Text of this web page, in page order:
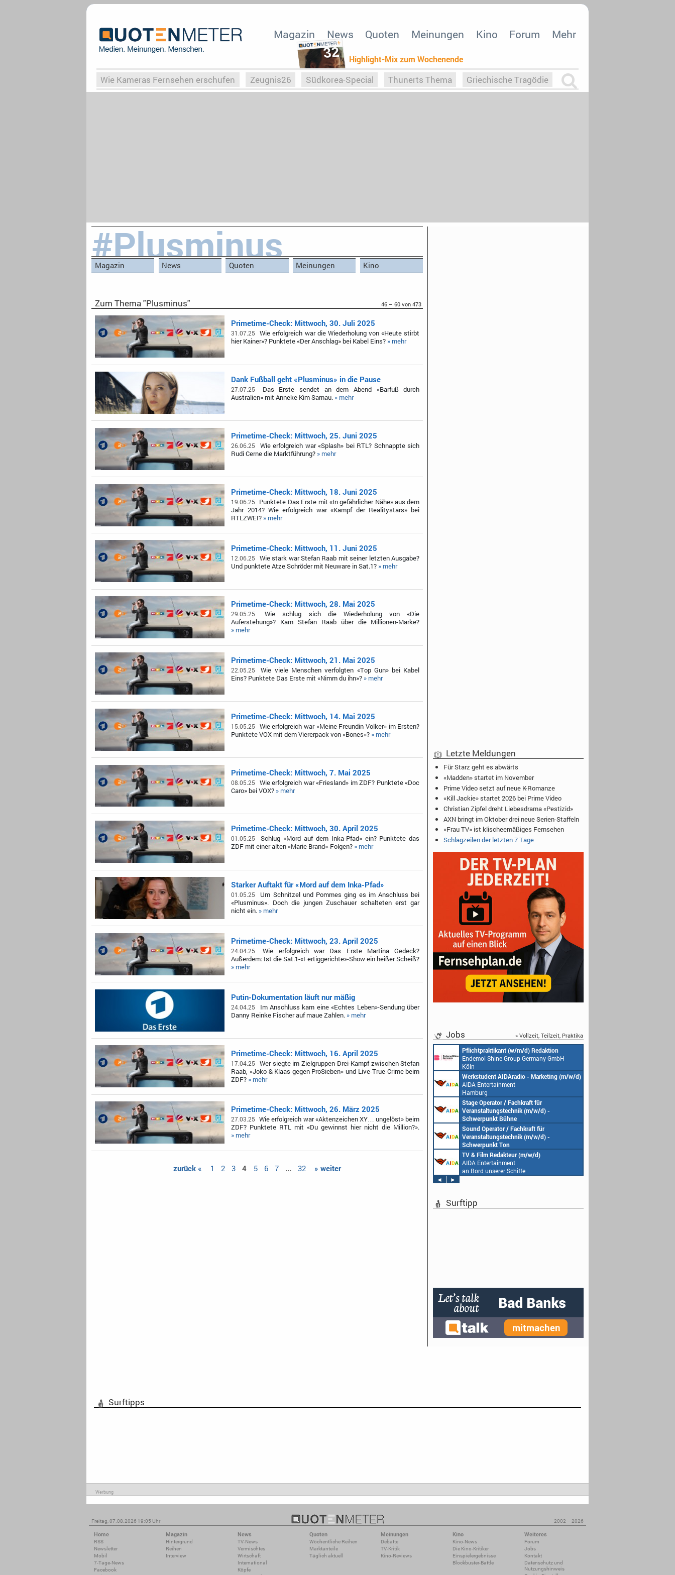
32 Highlight-Mix zum Wochenende
Magazin News Quoten Meinungen Kino Forum Mehr
Wie Kameras Fernsehen erschufen Zeugnis26 Südkorea-Special Thunerts Thema Griechische Tragödie
#Plusminus
Magazin News Quoten Meinungen Kino
Zum Thema "Plusminus" 46 – 60 von 473
Primetime-Check: Mittwoch, 30. Juli 2025
31.07.25
Wie erfolgreich war die Wiederholung von «Heute stirbt
hier Kainer»? Punktete «Der Anschlag» bei Kabel Eins? » mehr
Dank Fußball geht «Plusminus» in die Pause
27.07.25
Das Erste sendet an dem Abend «Barfuß durch
Australien» mit Anneke Kim Sarnau. » mehr
Primetime-Check: Mittwoch, 25. Juni 2025
26.06.25
Wie erfolgreich war «Splash» bei RTL? Schnappte sich
Rudi Cerne die Marktführung? » mehr
Primetime-Check: Mittwoch, 18. Juni 2025
19.06.25
Punktete Das Erste mit «In gefährlicher Nähe» aus dem
Jahr 2014? Wie erfolgreich war «Kampf der Realitystars» bei
RTLZWEI? » mehr
Primetime-Check: Mittwoch, 11. Juni 2025
12.06.25
Wie stark war Stefan Raab mit seiner letzten Ausgabe?
Und punktete Atze Schröder mit Neuware in Sat.1? » mehr
Primetime-Check: Mittwoch, 28. Mai 2025
29.05.25
Wie schlug sich die Wiederholung von «Die
Auferstehung»? Kam Stefan Raab über die Millionen-Marke?
» mehr
Primetime-Check: Mittwoch, 21. Mai 2025
22.05.25
Wie viele Menschen verfolgten «Top Gun» bei Kabel
Eins? Punktete Das Erste mit «Nimm du ihn»? » mehr
Primetime-Check: Mittwoch, 14. Mai 2025
15.05.25
Wie erfolgreich war «Meine Freundin Volker» im Ersten?
Punktete VOX mit dem Viererpack von «Bones»? » mehr
Primetime-Check: Mittwoch, 7. Mai 2025
08.05.25
Wie erfolgreich war «Friesland» im ZDF? Punktete «Doc
Caro» bei VOX? » mehr
Primetime-Check: Mittwoch, 30. April 2025
01.05.25
Schlug «Mord auf dem Inka-Pfad» ein? Punktete das
ZDF mit einer alten «Marie Brand»-Folgen? » mehr
Starker Auftakt für «Mord auf dem Inka-Pfad»
01.05.25
Um Schnitzel und Pommes ging es im Anschluss bei
«Plusminus». Doch die jungen Zuschauer schalteten erst gar
nicht ein. » mehr
Primetime-Check: Mittwoch, 23. April 2025
24.04.25
Wie erfolgreich war Das Erste Martina Gedeck?
Außerdem: Ist die Sat.1-«Fertiggerichte»-Show ein heißer Scheiß?
» mehr
Putin-Dokumentation läuft nur mäßig
24.04.25
Im Anschluss kam eine «Echtes Leben»-Sendung über
Danny Reinke Fischer auf maue Zahlen. » mehr
Primetime-Check: Mittwoch, 16. April 2025
17.04.25
Wer siegte im Zielgruppen-Drei-Kampf zwischen Stefan
Raab, «Joko & Klaas gegen ProSieben» und Live-True-Crime beim
ZDF? » mehr
Primetime-Check: Mittwoch, 26. März 2025
27.03.25 Wie erfolgreich war «Aktenzeichen XY… ungelöst» beim
ZDF? Punktete RTL mit «Du gewinnst hier nicht die Million?».
» mehr
zurück « 1 2 3 4 5 6 7 ... 32 » weiter
Letzte Meldungen
Für Starz geht es abwärts
«Madden» startet im November
Prime Video setzt auf neue K-Romanze
«Kill Jackie» startet 2026 bei Prime Video
Christian Zipfel dreht Liebesdrama «Pestizid»
AXN bringt im Oktober drei neue Serien-Staffeln
«Frau TV» ist klischeemäßiges Fernsehen
Schlagzeilen der letzten 7 Tage
Jobs » Vollzeit, Teilzeit, Praktika
Pflichtpraktikant (w/m/d) Redaktion
Endemol Shine Group Germany GmbH
Köln
Werkstudent AIDAradio - Marketing (m/w/d)
AIDA Entertainment
Hamburg
Stage Operator / Fachkraft für
Veranstaltungstechnik (m/w/d) -
Schwerpunkt Bühne
AIDA Entertainment
an Bord unserer Schiffe
Sound Operator / Fachkraft für
Veranstaltungstechnik (m/w/d) -
Schwerpunkt Ton
AIDA Entertainment
an Bord unserer Schiffe
TV & Film Redakteur (m/w/d)
AIDA Entertainment
an Bord unserer Schiffe
◄
►
Surftipp
Surftipps
Werbung
Freitag, 07.08.2026 19:05 Uhr 2002 – 2026
Home
RSS
Newsletter
Mobil
7-Tage-News
Facebook
Magazin
Hintergrund
Reihen
Interview
News
TV-News
Vermischtes
Wirtschaft
International
Köpfe
Quoten
Wöchentliche Reihen
Marktanteile
Täglich aktuell
Meinungen
Debatte
TV-Kritik
Kino-Reviews
Kino
Kino-News
Die Kino-Kritiker
Einspielergebnisse
Blockbuster-Battle
Weiteres
Forum
Jobs
Kontakt
Datenschutz und
Nutzungshinweis